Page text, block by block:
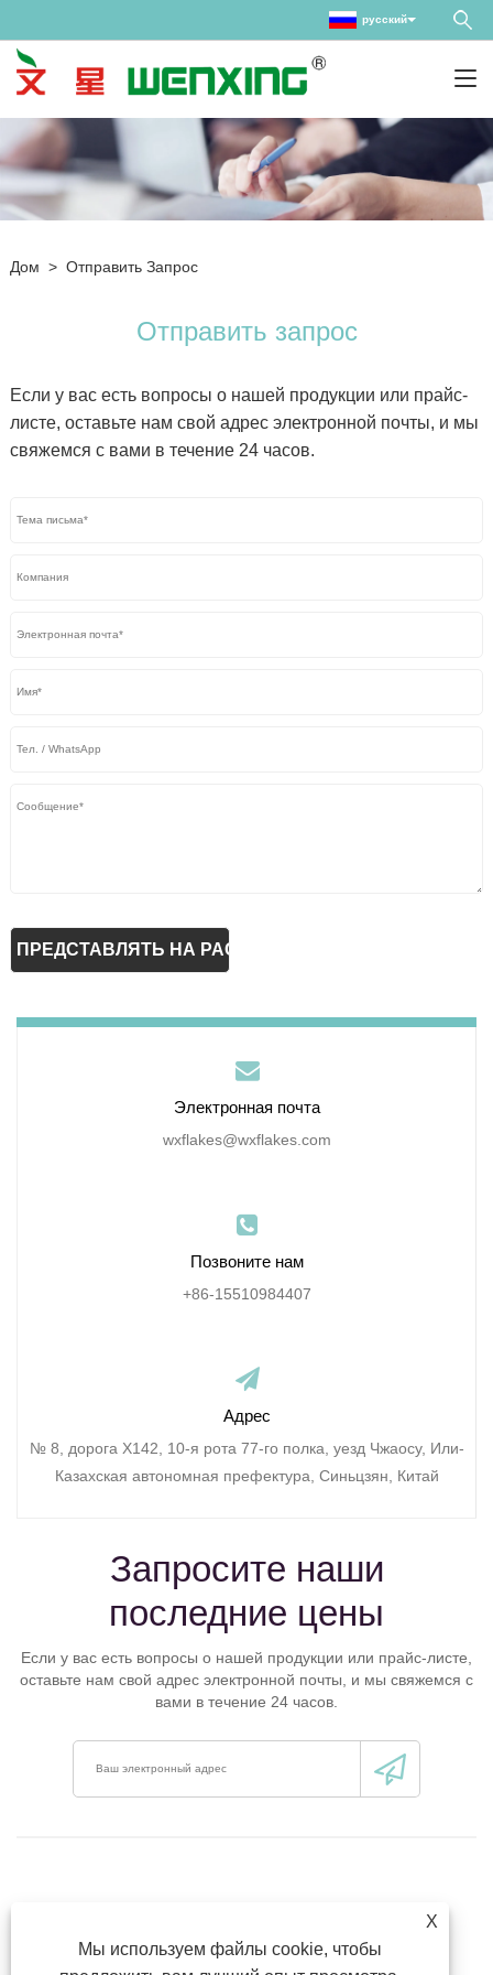
русский
Дом > Отправить Запрос
Отправить запрос
Если у вас есть вопросы о нашей продукции или прайс-
листе, оставьте нам свой адрес электронной почты, и мы
свяжемся с вами в течение 24 часов.
X
Мы используем файлы cookie, чтобы
Электронная почта
wxflakes@wxflakes.com
Позвоните нам
+86-15510984407
Адрес
№ 8, дорога X142, 10-я рота 77-го полка, уезд Чжаосу, Или-
Казахская автономная префектура, Синьцзян, Китай
Запросите наши
последние цены
Если у вас есть вопросы о нашей продукции или прайс-листе,
оставьте нам свой адрес электронной почты, и мы свяжемся с
вами в течение 24 часов.